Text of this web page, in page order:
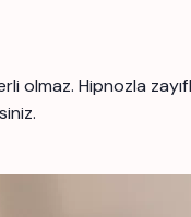
Hipnozla